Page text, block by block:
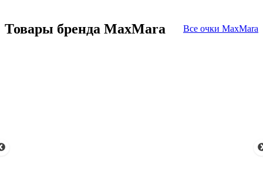
Товары бренда MaxMara Все очки MaxMara